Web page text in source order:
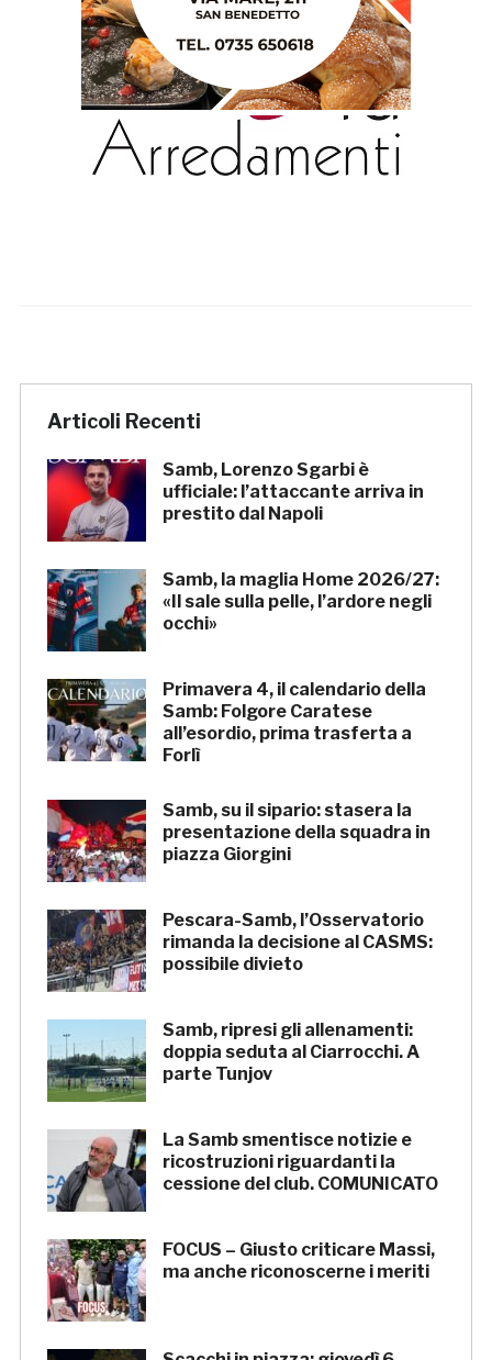
Articoli Recenti
Samb, Lorenzo Sgarbi è
ufficiale: l’attaccante arriva in
prestito dal Napoli
Samb, la maglia Home 2026/27:
«Il sale sulla pelle, l’ardore negli
occhi»
Primavera 4, il calendario della
Samb: Folgore Caratese
all’esordio, prima trasferta a
Forlì
Samb, su il sipario: stasera la
presentazione della squadra in
piazza Giorgini
Pescara-Samb, l’Osservatorio
rimanda la decisione al CASMS:
possibile divieto
Samb, ripresi gli allenamenti:
doppia seduta al Ciarrocchi. A
parte Tunjov
La Samb smentisce notizie e
ricostruzioni riguardanti la
cessione del club. COMUNICATO
FOCUS – Giusto criticare Massi,
ma anche riconoscerne i meriti